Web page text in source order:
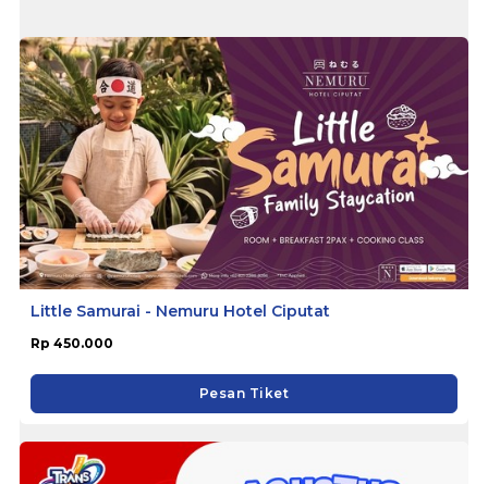
Little Samurai - Nemuru Hotel Ciputat
Rp 450.000
Pesan Tiket